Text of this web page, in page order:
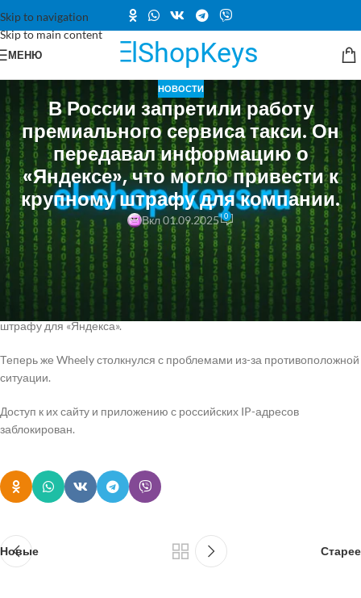
Skip to navigation
Skip to main content
МЕНЮ
НОВОСТИ
В России запретили работу
премиального сервиса такси. Он
передавал информацию о
«Яндексе», что могло привести к
крупному штрафу для компании.
Вкл 01.09.2025 0
В России суд постановил приостановить деятельность элитного
транспортного сервиса Wheely.
Компания ранее сообщала европейским властям о передаче
«Яндексом» данных о поездках, что могло привести к крупному
штрафу для «Яндекса».
Теперь же Wheely столкнулся с проблемами из-за противоположной
ситуации.
Доступ к их сайту и приложению с российских IP-адресов
заблокирован.
Новые Старее